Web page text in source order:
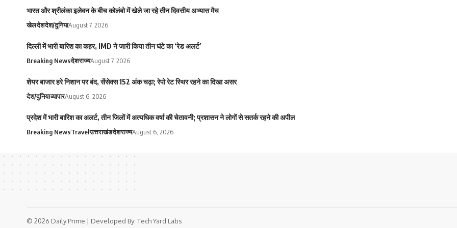
भारत और श्रीलंका इलेवन के बीच कोलंबो में खेले जा रहे तीन दिवसीय अभ्यास मैच
खेलदेशदेश/दुनियाAugust 7, 2026
दिल्ली में भारी बारिश का कहर, IMD ने जारी किया तीन घंटे का ‘रेड अलर्ट’
Breaking Newsदेशराज्यAugust 7, 2026
शेयर बाजार हरे निशान पर बंद, सेंसेक्स 152 अंक चढ़ा; रेपो रेट स्थिर रहने का दिखा असर
देश/दुनियाव्यापारAugust 6, 2026
प्रदेश में भारी बारिश का अलर्ट, तीन जिलों में अत्यधिक वर्षा की चेतावनी; प्रशासन ने लोगों से सतर्क रहने की अपील
Breaking NewsTravelउत्तराखंडदेशराज्यAugust 6, 2026
© 2026 Daily Prime | Developed By: Tech Yard Labs